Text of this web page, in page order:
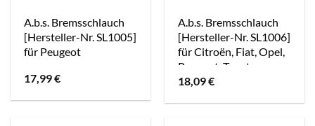
A.b.s. Bremsschlauch
[Hersteller-Nr. SL1005]
für Peugeot
17,99€
A.b.s. Bremsschlauch
[Hersteller-Nr. SL1006]
für Citroën, Fiat, Opel,
Peugeot, Toyota,
Vauxhall
18,09€